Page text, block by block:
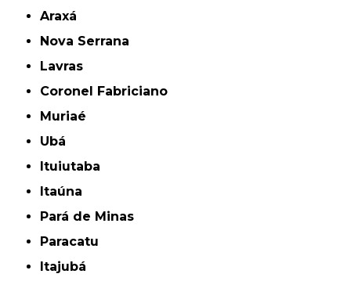
Araxá
Nova Serrana
Lavras
Coronel Fabriciano
Muriaé
Ubá
Ituiutaba
Itaúna
Pará de Minas
Paracatu
Itajubá